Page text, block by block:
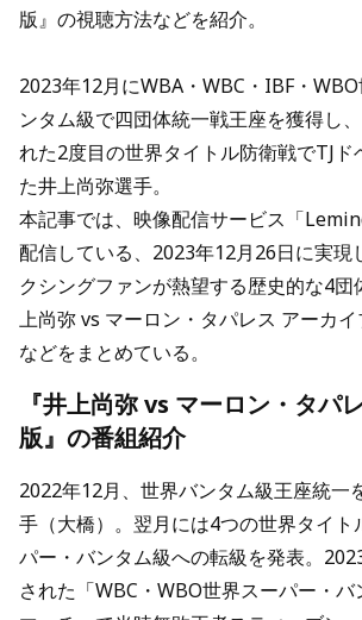
版』の視聴方法などを紹介。
2023年12月にWBA・WBC・IBF・
ンタム級で四団体統一戦王座を獲得し
れた2度目の世界タイトル防衛戦でTJド
た井上尚弥選手。
本記事では、映像配信サービス「
配信している、2023年12月26日に実現
クシングファンが熱望する歴史的な4
上尚弥 vs マーロン・タパレス アーカ
などをまとめている。
『井上尚弥 vs マーロン・タパ
版』の番組紹介
2022年12月、世界バンタム級王座統一
手（大橋）。翌月には4つの世界タイト
パー・バンタム級への転級を発表。
された「WBC・WBO世界スーパー・